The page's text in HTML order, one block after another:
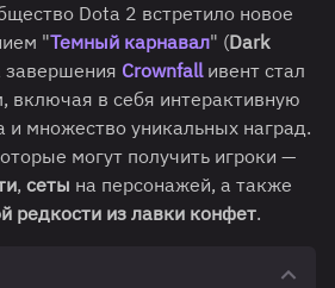
Dota 2 встретило новое
"Темный карнавал" (Dark
Crownfallивент стал
в себя интерактивную
и множество уникальных наград.
могут получить игроки —
, сеты на персонажей, а также
редкости из лавки конфет.